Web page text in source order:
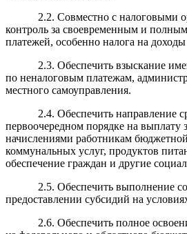
2.2. Совместно с налоговыми
контроль за своевременным и
платежей, особенно налога на
2.3. Обеспечить взыскание
по неналоговым платежам,
местного самоуправления.
2.4. Обеспечить направление
первоочередном порядке на выплату
начислениями работникам
коммунальных услуг, продуктов
обеспечение граждан и другие
2.5. Обеспечить выполнение
предоставлении субсидий на
2.6. Обеспечить полное